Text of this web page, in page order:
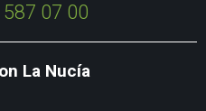
07 00
La Nucía